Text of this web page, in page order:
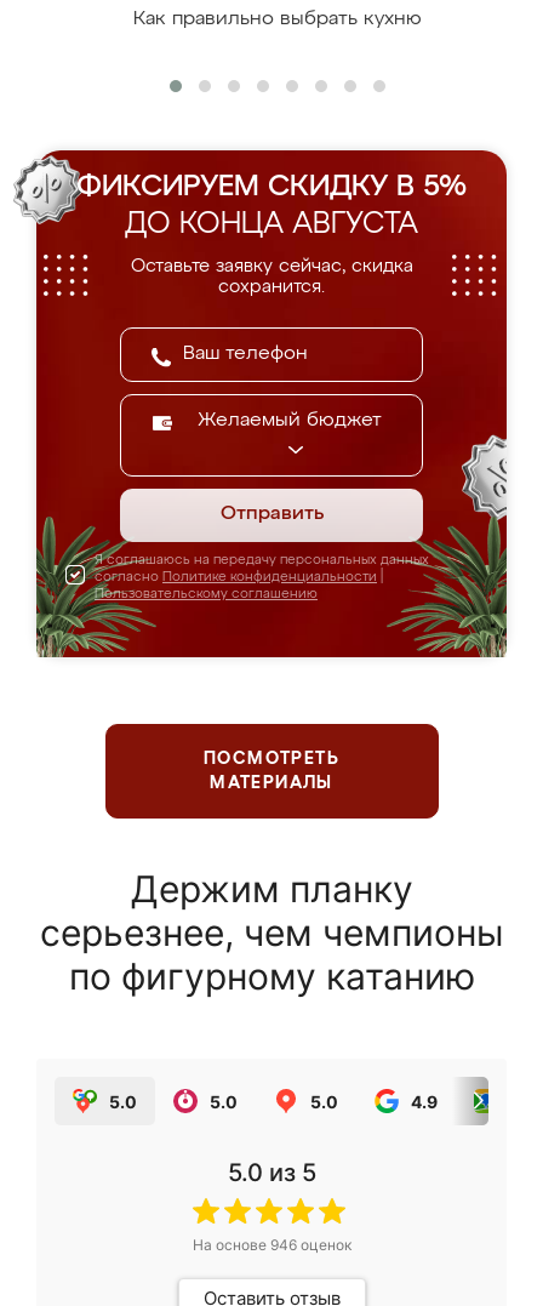
Как правильно выбрать кухню
ФИКСИРУЕМ СКИДКУ В 5%
ДО КОНЦА АВГУСТА
Оставьте заявку сейчас, скидка
сохранится.
Желаемый бюджет
Отправить
Я соглашаюсь на передачу персональных данных
согласно Политике конфиденциальности
Пользовательскому соглашению
ПОСМОТРЕТЬ
МАТЕРИАЛЫ
Держим планку
серьезнее, чем чемпионы
по фигурному катанию
5.0 5.0 5.0 4.9
5.0 из 5
На основе 946оценок
Оставить отзыв